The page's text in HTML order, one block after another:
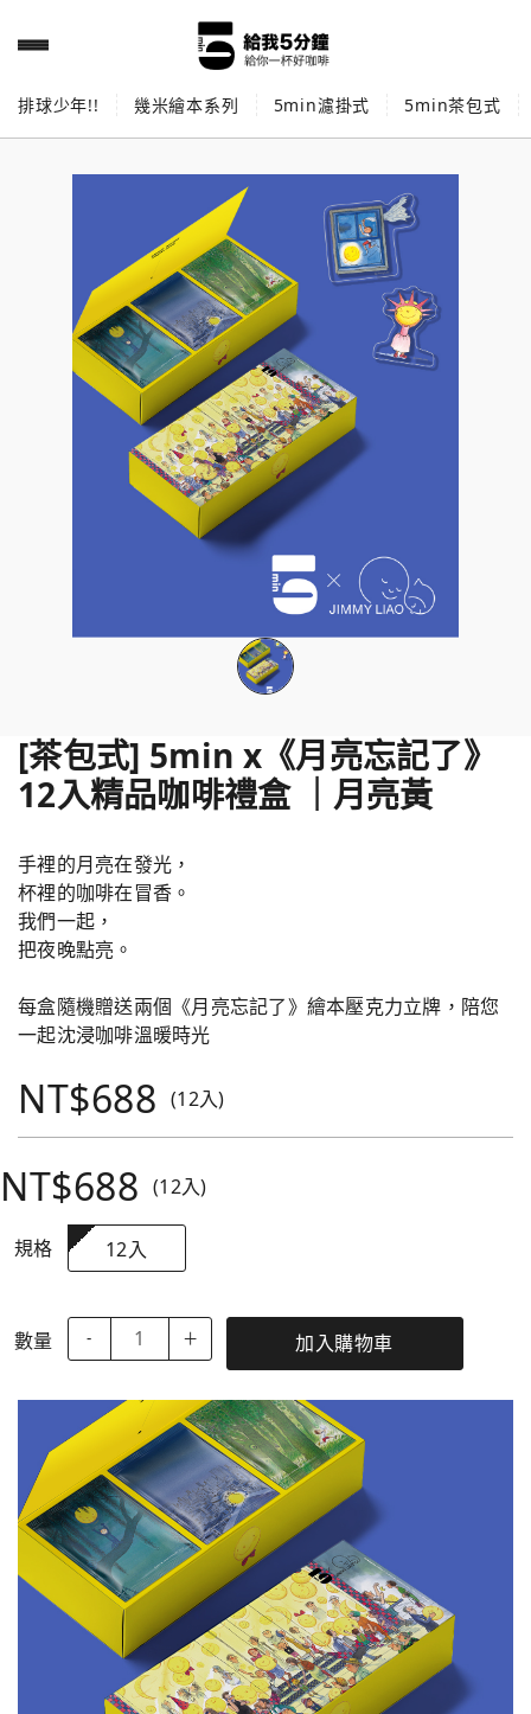
排球少年!! 幾米繪本系列 5min濾掛式 5min茶包式
[茶包式] 5min x《月亮忘記了》
12入精品咖啡禮盒 ｜月亮黃
手裡的月亮在發光，
杯裡的咖啡在冒香。
我們一起，
把夜晚點亮。
每盒隨機贈送兩個《月亮忘記了》繪本壓克力立牌，陪您
一起沈浸咖啡溫暖時光
NT$688 (12入)
NT$688 (12入)
規格 12入
數量 - ＋ 加入購物車